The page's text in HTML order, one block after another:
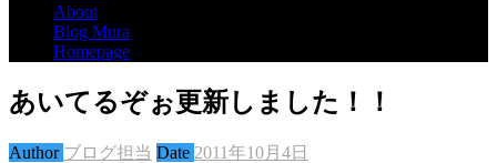
About
Blog Mura
Homepage
あいてるぞぉ更新しました！！
Author ブログ担当 Date 2011年10月4日